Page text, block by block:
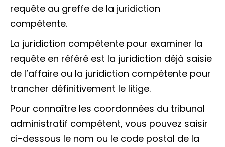
requête au greffe de la juridiction
compétente.
La juridiction compétente pour examiner la
requête en référé est la juridiction déjà saisie
de l’affaire ou la juridiction compétente pour
trancher définitivement le litige.
Pour connaître les coordonnées du tribunal
administratif compétent, vous pouvez saisir
ci-dessous le nom ou le code postal de la